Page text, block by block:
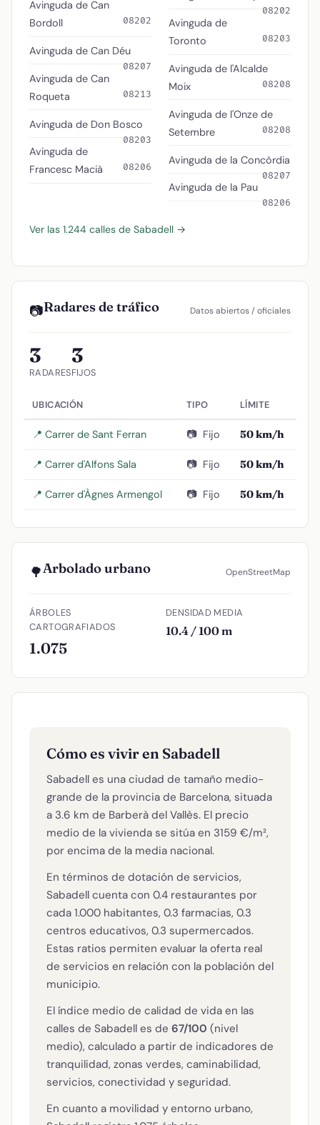
Avinguda de Can
Bordoll
08202
Avinguda de Can Déu
08207
Avinguda de Can
Roqueta
08213
Avinguda de Don Bosco
08203
Avinguda de
Francesc Macià
08206
08202
Avinguda de
Toronto
08203
Avinguda de l'Alcalde
Moix
08208
Avinguda de l'Onze de
Setembre
08208
Avinguda de la Concòrdia
08207
Avinguda de la Pau
08206
Ver las 1.244 calles de Sabadell →
📷Radares de tráfico Datos abiertos / oficiales
3
RADARES
3
FIJOS
UBICACIÓN TIPO LÍMITE
📍 Carrer de Sant Ferran 📷 Fijo 50 km/h
📍 Carrer d'Alfons Sala 📷 Fijo 50 km/h
📍 Carrer d'Àgnes Armengol 📷 Fijo 50 km/h
🌳Arbolado urbano OpenStreetMap
ÁRBOLES
CARTOGRAFIADOS
1.075
DENSIDAD MEDIA
10.4 / 100 m
Cómo es vivir en Sabadell
Sabadell es una ciudad de tamaño medio-
grande de la provincia de Barcelona, situada
a 3.6 km de Barberà del Vallès. El precio
medio de la vivienda se sitúa en 3159 €/m²,
por encima de la media nacional.
En términos de dotación de servicios,
Sabadell cuenta con 0.4 restaurantes por
cada 1.000 habitantes, 0.3 farmacias, 0.3
centros educativos, 0.3 supermercados.
Estas ratios permiten evaluar la oferta real
de servicios en relación con la población del
municipio.
El índice medio de calidad de vida en las
calles de Sabadell es de 67/100 (nivel
medio), calculado a partir de indicadores de
tranquilidad, zonas verdes, caminabilidad,
servicios, conectividad y seguridad.
En cuanto a movilidad y entorno urbano,